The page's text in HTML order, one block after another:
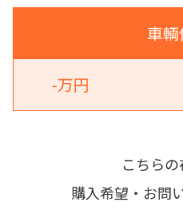
車
-万円
こちら
購入希望・お問